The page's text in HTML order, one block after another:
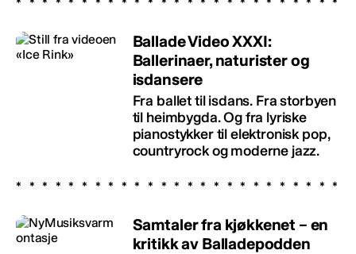
Ballade Video XXXI:
Ballerinaer, naturister og
isdansere
Fra ballet til isdans. Fra storbyen
til heimbygda. Og fra lyriske
pianostykker til elektronisk pop,
countryrock og moderne jazz.
Samtaler fra kjøkkenet – en
kritikk av Balladepodden